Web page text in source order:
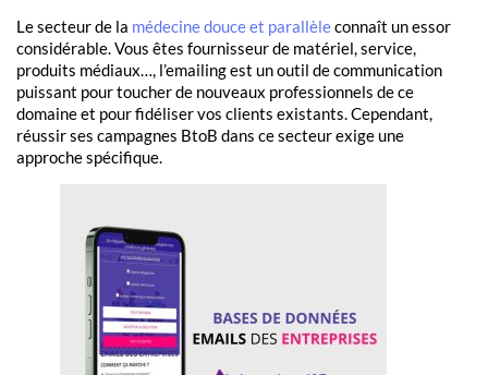
Le secteur de la médecine douce et parallèleconnaît un essor
considérable. Vous êtes fournisseur de matériel, service,
produits médiaux…, l’emailing est un outil de communication
puissant pour toucher de nouveaux professionnels de ce
domaine et pour fidéliser vos clients existants. Cependant,
réussir ses campagnes BtoB dans ce secteur exige une
approche spécifique.